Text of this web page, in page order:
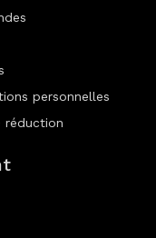
personnelles
réduction